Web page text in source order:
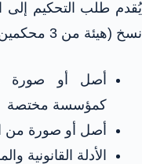
نسخ (هيئة من 3 محكمين) متضمناً:​
أصل أو صورة
كمؤسسة مختصة
أصل أو صورة من
الأدلة القانونية